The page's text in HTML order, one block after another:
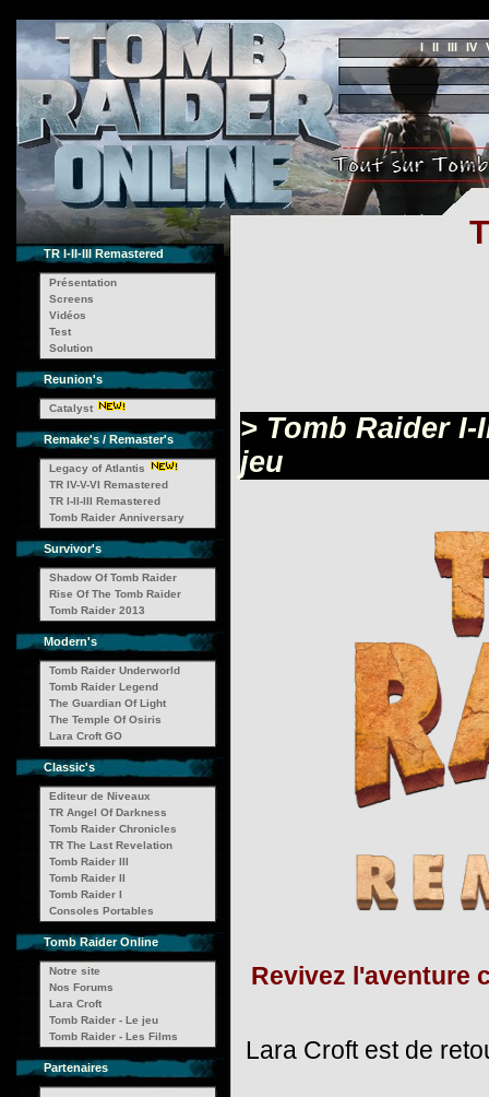
I II III IV
TR I-II-III Remastered
Présentation
Screens
Vidéos
Test
Solution
Reunion's
Catalyst
Remake's / Remaster's
Legacy of Atlantis
TR IV-V-VI Remastered
TR I-II-III Remastered
Tomb Raider Anniversary
Survivor's
Shadow Of Tomb Raider
Rise Of The Tomb Raider
Tomb Raider 2013
Modern's
Tomb Raider Underworld
Tomb Raider Legend
The Guardian Of Light
The Temple Of Osiris
Lara Croft GO
Classic's
Editeur de Niveaux
TR Angel Of Darkness
Tomb Raider Chronicles
TR The Last Revelation
Tomb Raider III
Tomb Raider II
Tomb Raider I
Consoles Portables
Tomb Raider Online
Notre site
Nos Forums
Lara Croft
Tomb Raider - Le jeu
Tomb Raider - Les Films
Partenaires
> Tomb Raider
jeu
Revivez l'aventure
Lara Croft est de